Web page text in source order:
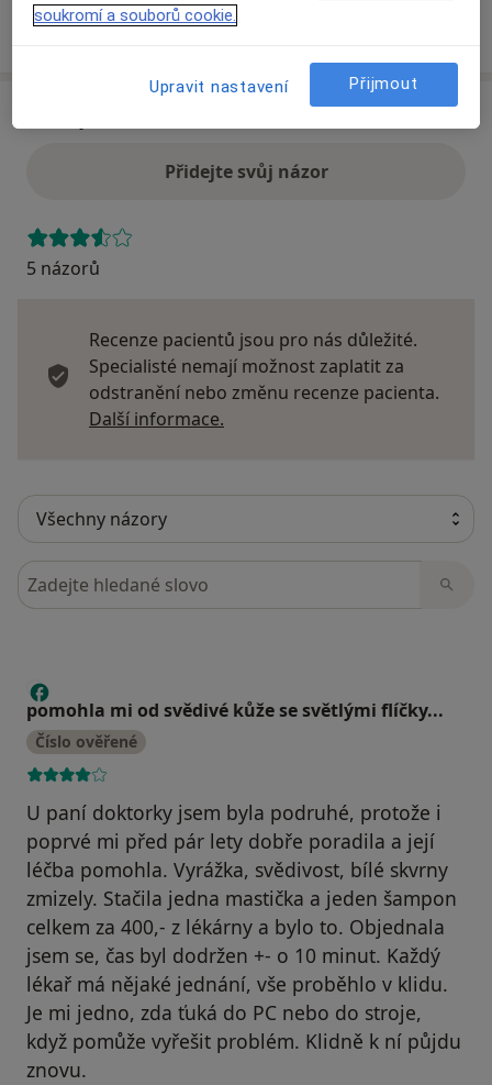
Více
Přidejte svůj názor
5 názorů
Recenze pacientů jsou pro nás důležité.
Specialisté nemají možnost zaplatit za
odstranění nebo změnu recenze pacienta.
Další informace.
Hledejte v názorech
P
pomohla mi od svědivé kůže se světlými flíčky...
Číslo ověřené
U paní doktorky jsem byla podruhé, protože i
poprvé mi před pár lety dobře poradila a její
léčba pomohla. Vyrážka, svědivost, bílé skvrny
zmizely. Stačila jedna mastička a jeden šampon
celkem za 400,- z lékárny a bylo to. Objednala
jsem se, čas byl dodržen +- o 10 minut. Každý
lékař má nějaké jednání, vše proběhlo v klidu.
Je mi jedno, zda ťuká do PC nebo do stroje,
když pomůže vyřešit problém. Klidně k ní půjdu
znovu.
soukromí a souborů cookie.
Upravit nastavení Přijmout